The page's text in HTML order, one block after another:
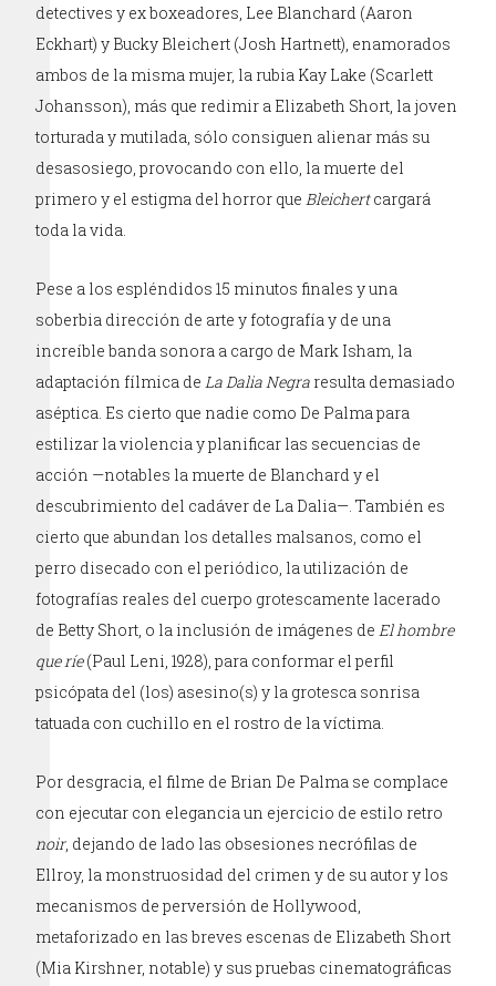
detectives y ex boxeadores, Lee Blanchard (Aaron
Eckhart) y Bucky Bleichert (Josh Hartnett), enamorados
ambos de la misma mujer, la rubia Kay Lake (Scarlett
Johansson), más que redimir a Elizabeth Short, la joven
torturada y mutilada, sólo consiguen alienar más su
desasosiego, provocando con ello, la muerte del
primero y el estigma del horror queBleichertcargará
toda la vida.
Pese a los espléndidos 15 minutos finales y una
soberbia dirección de arte y fotografía y de una
increíble banda sonora a cargo de Mark Isham, la
adaptación fílmica deLa Dalia Negra resulta demasiado
aséptica. Es cierto que nadie como De Palma para
estilizar la violencia y planificar las secuencias de
acción —notables la muerte de Blanchard y el
descubrimiento del cadáver de La Dalia—. También es
cierto que abundan los detalles malsanos, como el
perro disecado con el periódico, la utilización de
fotografías reales del cuerpo grotescamente lacerado
de Betty Short, o la inclusión de imágenes deEl hombre
que ríe(Paul Leni, 1928), para conformar el perfil
psicópata del (los) asesino(s) y la grotesca sonrisa
tatuada con cuchillo en el rostro de la víctima.
Por desgracia, el filme de Brian De Palma se complace
con ejecutar con elegancia un ejercicio de estilo retro
noir, dejando de lado las obsesiones necrófilas de
Ellroy, la monstruosidad del crimen y de su autor y los
mecanismos de perversión de Hollywood,
metaforizado en las breves escenas de Elizabeth Short
(Mia Kirshner, notable) y sus pruebas cinematográficas